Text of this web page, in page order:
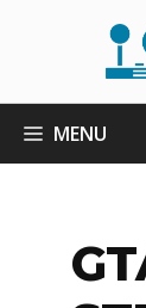
MENU